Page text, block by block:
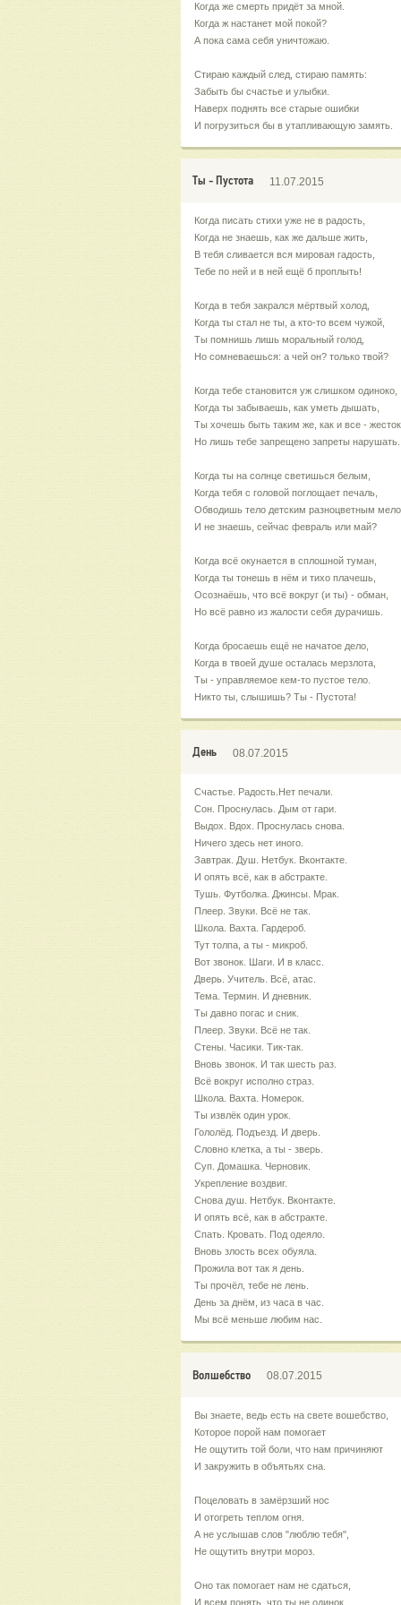
Когда же смерть придёт за мной.
Когда ж настанет мой покой?
А пока сама себя уничтожаю.
Стираю каждый след, стираю память:
Забыть бы счастье и улыбки.
Наверх поднять все старые ошибки
И погрузиться бы в утапливающую замять.
Ты - Пустота 11.07.2015
Когда писать стихи уже не в радость,
Когда не знаешь, как же дальше жить,
В тебя сливается вся мировая гадость,
Тебе по ней и в ней ещё б проплыть!
Когда в тебя закрался мёртвый холод,
Когда ты стал не ты, а кто-то всем чужой,
Ты помнишь лишь моральный голод,
Но сомневаешься: а чей он? только твой?
Когда тебе становится уж слишком одиноко,
Когда ты забываешь, как уметь дышать,
Ты хочешь быть таким же, как и все -
Но лишь тебе запрещено запреты нарушать.
Когда ты на солнце светишься белым,
Когда тебя с головой поглощает печаль,
Обводишь тело детским разноцветным
И не знаешь, сейчас февраль или май?
Когда всё окунается в сплошной туман,
Когда ты тонешь в нём и тихо плачешь,
Осознаёшь, что всё вокруг (и ты) - обман,
Но всё равно из жалости себя дурачишь.
Когда бросаешь ещё не начатое дело,
Когда в твоей душе осталась мерзлота,
Ты - управляемое кем-то пустое тело.
Никто ты, слышишь? Ты - Пустота!
День 08.07.2015
Счастье. Радость.Нет печали.
Сон. Проснулась. Дым от гари.
Выдох. Вдох. Проснулась снова.
Ничего здесь нет иного.
Завтрак. Душ. Нетбук. Вконтакте.
И опять всё, как в абстракте.
Тушь. Футболка. Джинсы. Мрак.
Плеер. Звуки. Всё не так.
Школа. Вахта. Гардероб.
Тут толпа, а ты - микроб.
Вот звонок. Шаги. И в класс.
Дверь. Учитель. Всё, атас.
Тема. Термин. И дневник.
Ты давно погас и сник.
Плеер. Звуки. Всё не так.
Стены. Часики. Тик-так.
Вновь звонок. И так шесть раз.
Всё вокруг исполно страз.
Школа. Вахта. Номерок.
Ты извлёк один урок.
Гололёд. Подъезд. И дверь.
Словно клетка, а ты - зверь.
Суп. Домашка. Черновик.
Укрепление воздвиг.
Снова душ. Нетбук. Вконтакте.
И опять всё, как в абстракте.
Спать. Кровать. Под одеяло.
Вновь злость всех обуяла.
Прожила вот так я день.
Ты прочёл, тебе не лень.
День за днём, из часа в час.
Мы всё меньше любим нас.
Волшебство 08.07.2015
Вы знаете, ведь есть на свете вошебство,
Которое порой нам помогает
Не ощутить той боли, что нам причиняют
И закружить в объятьях сна.
Поцеловать в замёрзший нос
И отогреть теплом огня.
А не услышав слов "люблю тебя",
Не ощутить внутри мороз.
Оно так помогает нам не сдаться,
И всем понять, что ты не одинок,